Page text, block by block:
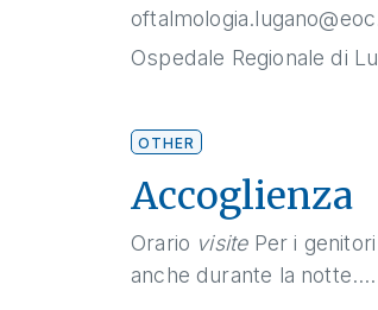
Ospedale Regionale di
OTHER
Accoglienza
Orario visitePer i
anche durante la notte....